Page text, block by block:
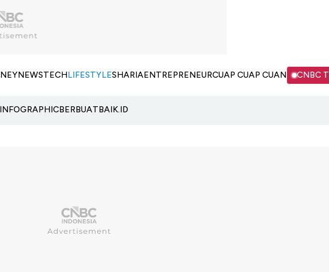
NEWSTECHLIFESTYLESHARIAENTREPRENEURCUAP CUAP CUAN CNBC
INFOGRAPHICBERBUATBAIK.ID